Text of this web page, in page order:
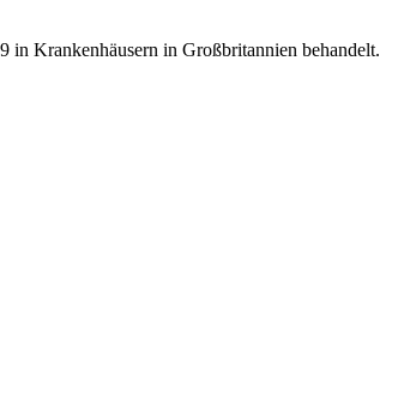
in Krankenhäusern in Großbritannien behandelt.